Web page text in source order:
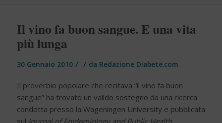
Il vino fa buon sangue. E una vita
più lunga
30 Gennaio 2010 / / da Redazione Diabete.com
Il proverbio popolare che recitava “il vino fa buon
sangue” ha trovato un valido sostegno da una ricerca
condotta presso la Wageningen University e pubblicata